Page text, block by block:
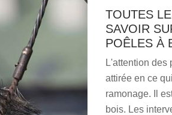
TOUTES
SAVOIR
POÊLES À
L'attention des
attirée en ce
ramonage. Il
bois. Les